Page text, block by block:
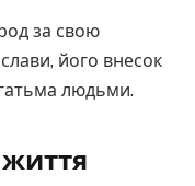
за свою
слави, його внесок
людьми.